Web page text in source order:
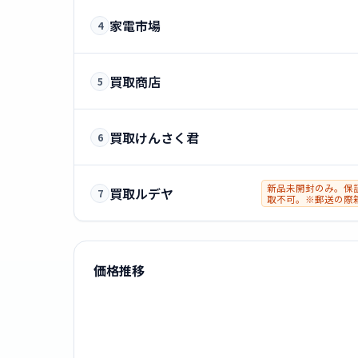
4 家電市場
5 買取商店
6 買取けんさく君
7 買取ルデヤ
新品未開封のみ。保
取不可。※郵送の際
されますと減額の対
(-3,000円)
価格推移